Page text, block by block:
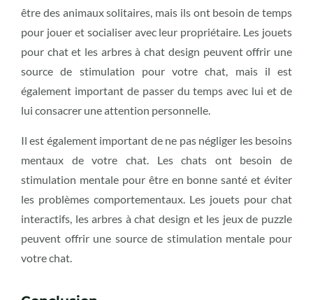
être des animaux solitaires, mais ils ont besoin de temps
pour jouer et socialiser avec leur propriétaire. Les jouets
pour chat et les arbres à chat design peuvent offrir une
source de stimulation pour votre chat, mais il est
également important de passer du temps avec lui et de
lui consacrer une attention personnelle.
Il est également important de ne pas négliger les besoins
mentaux de votre chat. Les chats ont besoin de
stimulation mentale pour être en bonne santé et éviter
les problèmes comportementaux. Les jouets pour chat
interactifs, les arbres à chat design et les jeux de puzzle
peuvent offrir une source de stimulation mentale pour
votre chat.